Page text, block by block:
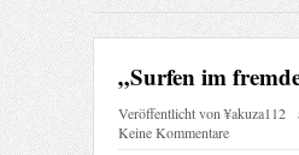
„Surfen im
Veröffentlicht von¥akuza112
Keine Kommentare